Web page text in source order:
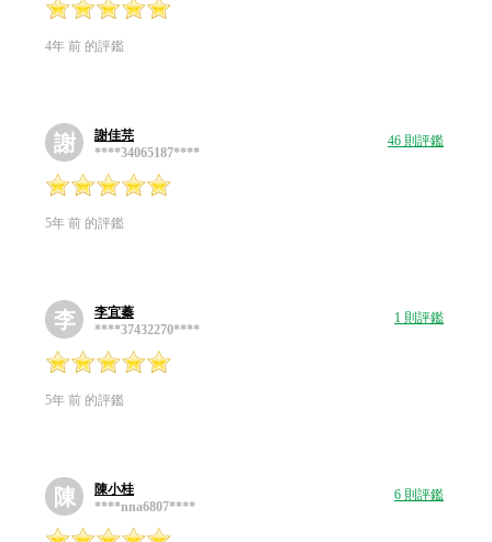
4年 前 的評鑑
謝
謝佳芫
****34065187****
46 則評鑑
5年 前 的評鑑
李
李宜蓁
****37432270****
1 則評鑑
5年 前 的評鑑
陳
陳小桂
****nna6807****
6 則評鑑